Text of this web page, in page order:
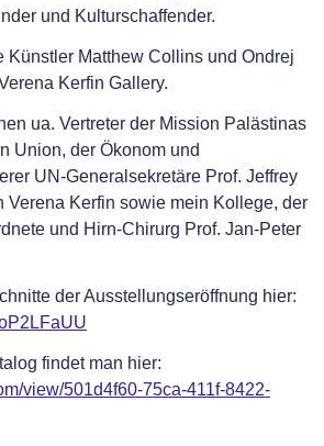
und Kulturschaffender.
Künstler Matthew Collins und Ondrej
Kerfin Gallery.
ua. Vertreter der Mission Palästinas
Union, der Ökonom und
UN-Generalsekretäre Prof. Jeffrey
Verena Kerfin sowie mein Kollege, der
und Hirn-Chirurg Prof. Jan-Peter
der Ausstellungseröffnung hier:
findet man hier:
view/501d4f60-75ca-411f-8422-